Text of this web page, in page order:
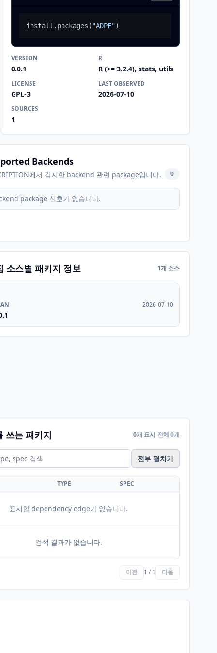
install.packages ( "ADPF")
VERSION
0.0.1
R
R (>= 3.2.4), stats, utils
LICENSE
GPL-3
LAST OBSERVED
2026-07-10
SOURCES
1
Backends
에서 감지한 backend 관련 package입니다. 0
package 신호가 없습니다.
소스별 패키지 정보 1개 소스
2026-07-10
쓰는 패키지 0개 표시 전체 0개
전부 펼치기
TYPE SPEC
표시할 dependency edge가 없습니다.
검색 결과가 없습니다.
이전 1 / 1 다음